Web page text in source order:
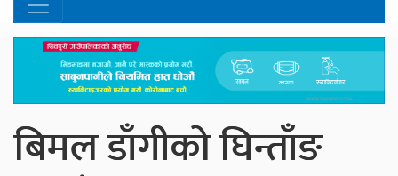
बिमल डाँगीको घिन्ताँङ